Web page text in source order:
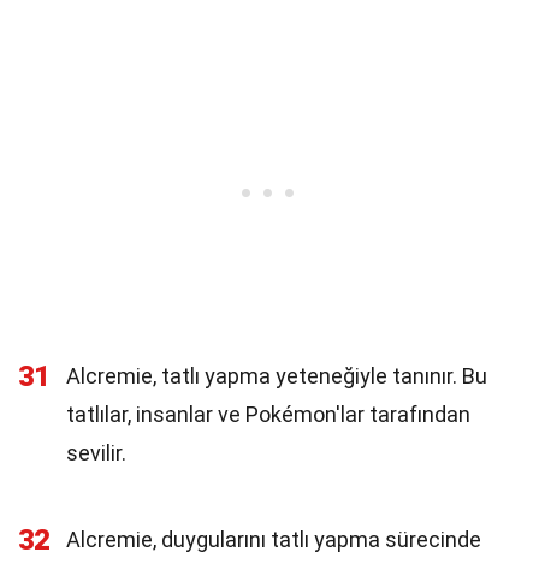
31
Alcremie, tatlı yapma yeteneğiyle tanınır. Bu
tatlılar, insanlar ve Pokémon'lar tarafından
sevilir.
32
Alcremie, duygularını tatlı yapma sürecinde